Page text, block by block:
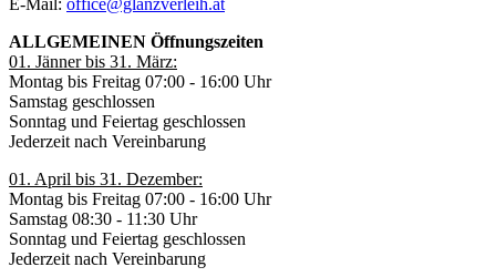
E-Mail: office@glanzverleih.at
ALLGEMEINEN Öffnungszeiten
01. Jänner bis 31. März:
Montag bis Freitag 07:00 - 16:00 Uhr
Samstag geschlossen
Sonntag und Feiertag geschlossen
Jederzeit nach Vereinbarung
01. April bis 31. Dezember:
Montag bis Freitag 07:00 - 16:00 Uhr
Samstag 08:30 - 11:30 Uhr
Sonntag und Feiertag geschlossen
Jederzeit nach Vereinbarung